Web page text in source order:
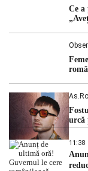
succesive.
România
Ce
As.ro
urcă
11:38